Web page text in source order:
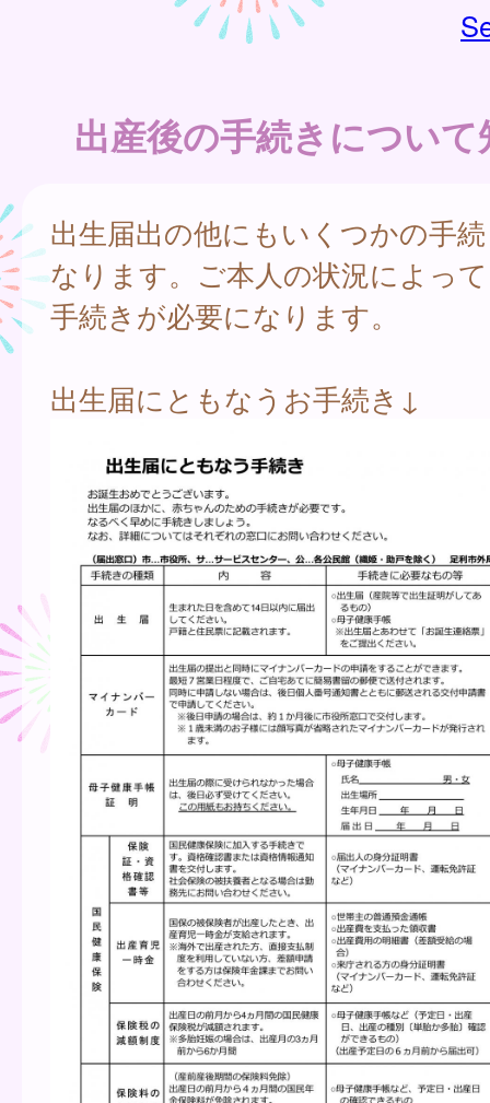
出産後の手続きについ
出生届出の他にもいくつかの手
なります。ご本人の状況によっ
手続きが必要になります。
出生届にともなうお手続き↓